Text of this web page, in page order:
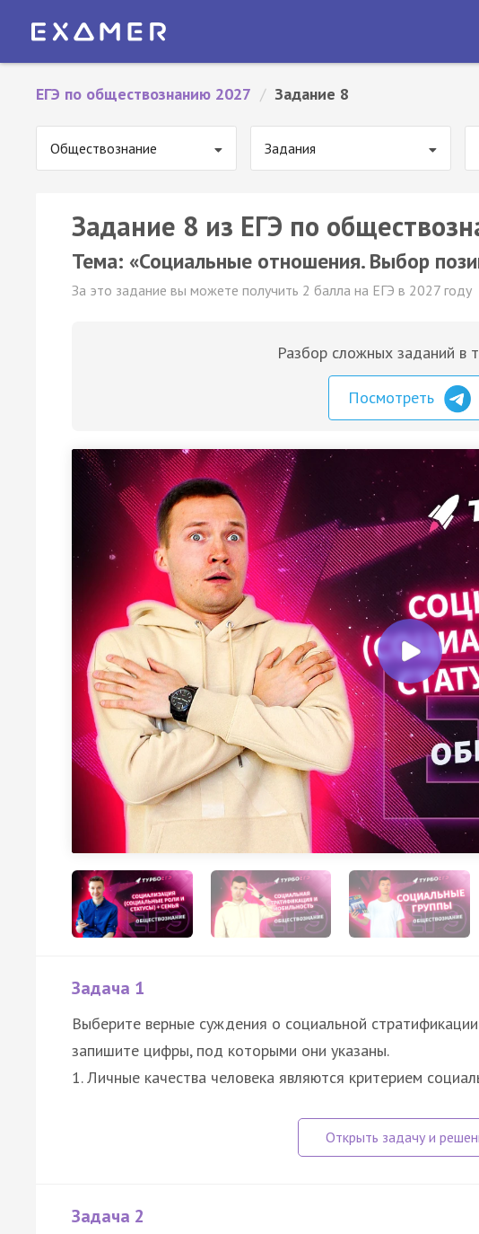
ЕГЭ по обществознанию 2027 / Задание 8
Обществознание Задания
Задание 8 из ЕГЭ по
Тема: «Социальные отношения. Выбор
За это задание вы можете получить 2 балла на ЕГЭ в 2027 году
Разбор сложных заданий в
Посмотреть
Задача 1
Выберите верные суждения о социальной
запишите цифры, под которыми они указаны.
1. Личные качества человека являются критерием
Задача 2